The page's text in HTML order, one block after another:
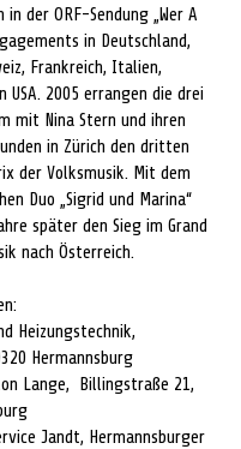
der ORF-Sendung „Wer A
in Deutschland,
Frankreich, Italien,
USA. 2005 errangen die drei
mit Nina Stern und ihren
in Zürich den dritten
der Volksmusik. Mit dem
Duo „Sigrid und Marina“
später den Sieg im Grand
nach Österreich.
Heizungstechnik,
Hermannsburg
Lange,  Billingstraße 21,
Jandt, Hermannsburger